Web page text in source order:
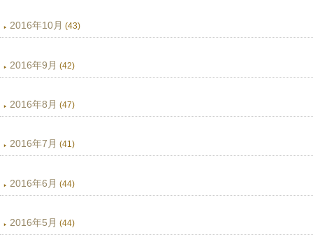
2016年10月 (43)
2016年9月 (42)
2016年8月 (47)
2016年7月 (41)
2016年6月 (44)
2016年5月 (44)